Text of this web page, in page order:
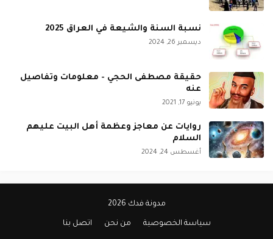
نسبة السنة والشيعة في العراق 2025
ديسمبر 26, 2024
حقيقة مصطفى الحجي - معلومات وتفاصيل
عنه
يونيو 17, 2021
روايات عن معاجز وعظمة أهل البيت عليهم
السلام
أغسطس 24, 2024
مدونة فدك 2026
سياسة الخصوصية من نحن اتصل بنا